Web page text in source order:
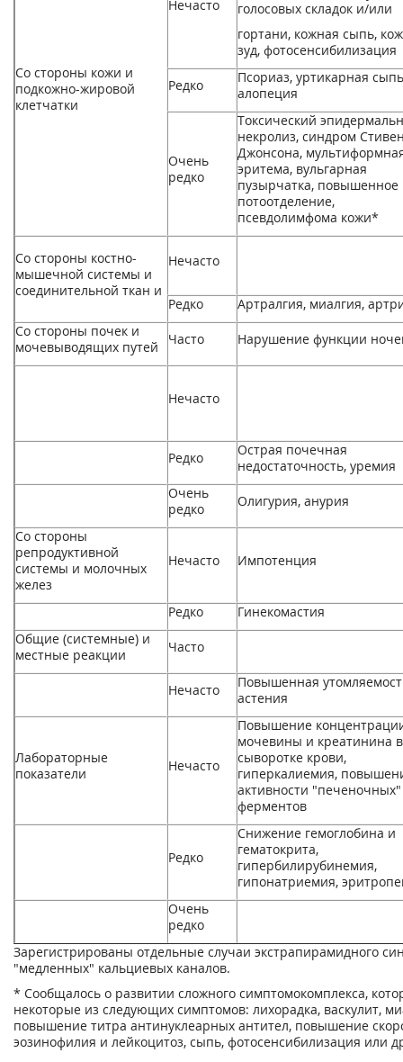
Со стороны кожи и
подкожно-жировой
клетчатки
Нечасто
голосовых складок и/или
гортани, кожная сыпь,
зуд, фотосенсибилизация
Редко
Псориаз, уртикарная
алопеция
Очень
редко
Токсический
некролиз, синдром
Джонсона,
эритема, вульгарная
пузырчатка, повышенное
потоотделение,
псевдолимфома кожи*
Со стороны костно-
мышечной системы и
соединительной ткан и
Нечасто
Редко
Артралгия, миалгия,
Со стороны почек и
мочевыводящих путей
Часто Нарушение функции
Нечасто
Редко
Острая почечная
недостаточность, уремия
Очень
редко
Олигурия, анурия
Со стороны
репродуктивной
системы и молочных
желез
Нечасто Импотенция
Редко
Гинекомастия
Общие (системные) и
местные реакции
Часто
Нечасто
Повышенная
астения
Лабораторные
показатели
Нечасто
Повышение
мочевины и креатинина в
сыворотке крови,
гиперкалиемия,
активности "печеночных"
ферментов
Редко
Снижение гемоглобина и
гематокрита,
гипербилирубинемия,
гипонатриемия,
Очень
редко
Зарегистрированы отдельные случаи экстрапирамидного
"медленных" кальциевых каналов.
* Сообщалось о развитии сложного симптомокомплекса,
некоторые из следующих симптомов: лихорадка, васкулит,
повышение титра антинуклеарных антител, повышение
эозинофилия и лейкоцитоз, сыпь, фотосенсибилизация или